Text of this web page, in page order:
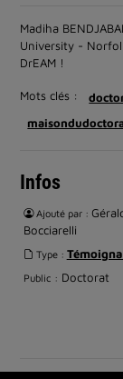
Madiha
University -
DrEAM !
Mots clés :
Infos
Ajouté par :
Bocciarelli
Type :
Public : Doctorat